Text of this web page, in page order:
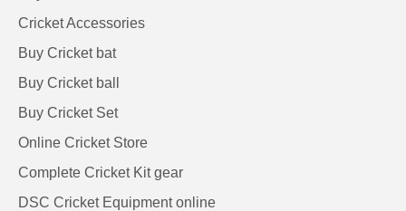
Cricket Accessories
Buy Cricket bat
Buy Cricket ball
Buy Cricket Set
Online Cricket Store
Complete Cricket Kit gear
DSC Cricket Equipment online